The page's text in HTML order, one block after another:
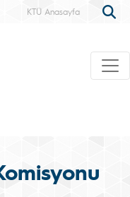
KTÜ Anasayfa